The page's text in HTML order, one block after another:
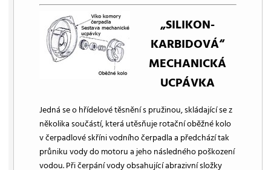
„SILIKON-
KARBIDOVÁ“
MECHANICKÁ
UCPÁVKA
Jedná se o hřídelové těsnění s pružinou, skládající se z
několika součástí, která utěsňuje rotační oběžné kolo
v čerpadlové skříni vodního čerpadla a předchází tak
průniku vody do motoru a jeho následného poškození
vodou. Při čerpání vody obsahující abrazivní složky